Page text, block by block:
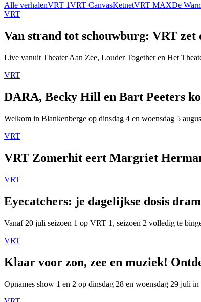
Alle verhalenVRT 1VRT CanvasKetnetVRT MAXDe
VRT
Van strand tot schouwburg: VRT
Live vanuit Theater Aan Zee, Louder Together en Het
VRT
DARA, Becky Hill en Bart Peeters
Welkom in Blankenberge op dinsdag 4 en woensdag 5
VRT
VRT Zomerhit eert Margriet
VRT
Eyecatchers: je dagelijkse dosis
Vanaf 20 juli seizoen 1 op VRT 1, seizoen 2 volledig te
VRT
Klaar voor zon, zee en muziek!
Opnames show 1 en 2 op dinsdag 28 en woensdag 29 juli